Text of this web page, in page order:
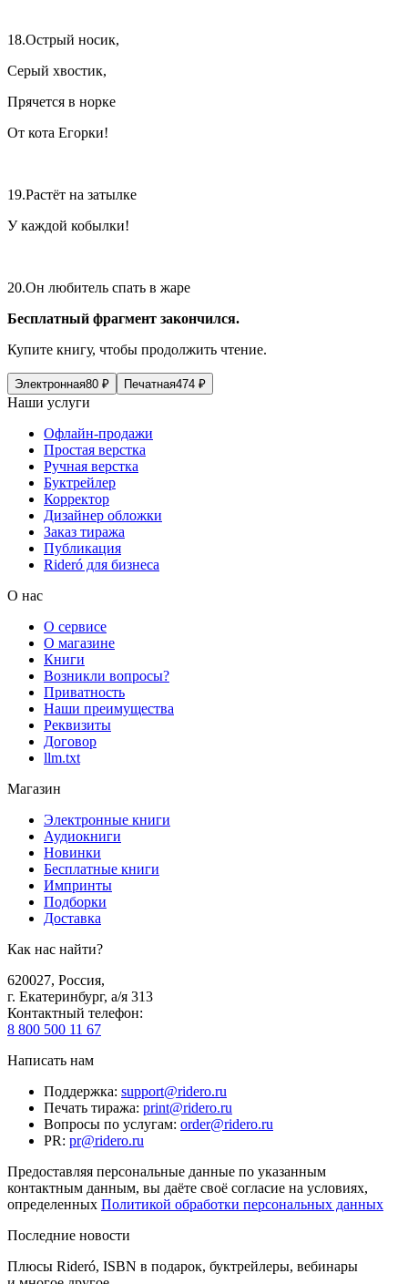
18.Острый носик,
Серый хвостик,
Прячется в норке
От кота Егорки!
19.Растёт на затылке
У каждой кобылки!
20.Он любитель спать в жаре
Бесплатный фрагмент закончился.
Купите книгу, чтобы продолжить чтение.
Электронная80 ₽ Печатная474 ₽
Наши услуги
Офлайн-продажи
Простая верстка
Ручная верстка
Буктрейлер
Корректор
Дизайнер обложки
Заказ тиража
Публикация
Rideró для бизнеса
О нас
О сервисе
О магазине
Книги
Возникли вопросы?
Приватность
Наши преимущества
Реквизиты
Договор
llm.txt
Магазин
Электронные книги
Аудиокниги
Новинки
Бесплатные книги
Импринты
Подборки
Доставка
Как нас найти?
620027, Россия,
г. Екатеринбург, а/я 313
Контактный телефон:
8 800 500 11 67
Написать нам
Поддержка: support@ridero.ru
Печать тиража: print@ridero.ru
Вопросы по услугам: order@ridero.ru
PR: pr@ridero.ru
Предоставляя персональные данные по указанным
контактным данным, вы даёте своё согласие на условиях,
определенных Политикой обработки персональных данных
Последние новости
Плюсы Rideró, ISBN в подарок, буктрейлеры, вебинары